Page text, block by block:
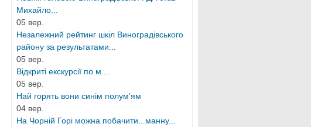
Михайло...
05 вер.
Незалежний рейтинг шкіл Виноградівського
району за результатами...
05 вер.
Відкриті екскурсії по м....
05 вер.
Най горять вони синім полум'ям
04 вер.
На Чорній Горі можна побачити...манну...